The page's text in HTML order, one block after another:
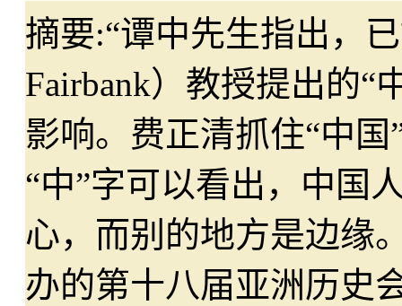
摘要:“谭中先生指出，
Fairbank）教授提出的“
影响。费正清抓住“中
“中”字可以看出，中国
心，而别的地方是边缘
办的第十八届亚洲历史